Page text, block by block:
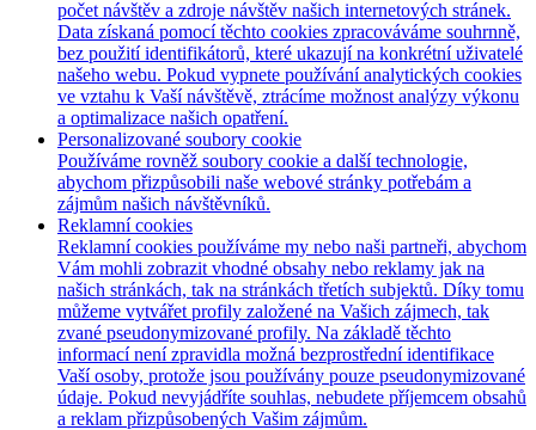
počet návštěv a zdroje návštěv našich internetových stránek.
Data získaná pomocí těchto cookies zpracováváme souhrnně,
bez použití identifikátorů, které ukazují na konkrétní uživatelé
našeho webu. Pokud vypnete používání analytických cookies
ve vztahu k Vaší návštěvě, ztrácíme možnost analýzy výkonu
a optimalizace našich opatření.
Personalizované soubory cookie
Používáme rovněž soubory cookie a další technologie,
abychom přizpůsobili naše webové stránky potřebám a
zájmům našich návštěvníků.
Reklamní cookies
Reklamní cookies používáme my nebo naši partneři, abychom
Vám mohli zobrazit vhodné obsahy nebo reklamy jak na
našich stránkách, tak na stránkách třetích subjektů. Díky tomu
můžeme vytvářet profily založené na Vašich zájmech, tak
zvané pseudonymizované profily. Na základě těchto
informací není zpravidla možná bezprostřední identifikace
Vaší osoby, protože jsou používány pouze pseudonymizované
údaje. Pokud nevyjádříte souhlas, nebudete příjemcem obsahů
a reklam přizpůsobených Vašim zájmům.